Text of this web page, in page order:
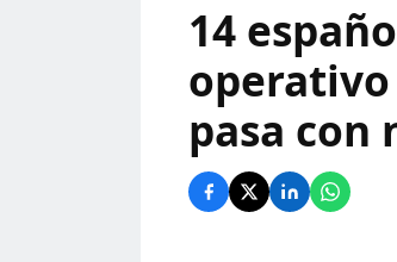
14
operativo
pasa con